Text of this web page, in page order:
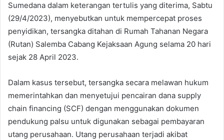
Sumedana dalam keterangan tertulis yang diterima, Sabtu
(29/4/2023), menyebutkan untuk mempercepat proses
penyidikan, tersangka ditahan di Rumah Tahanan Negara
(Rutan) Salemba Cabang Kejaksaan Agung selama 20 hari
sejak 28 April 2023.
Dalam kasus tersebut, tersangka secara melawan hukum
memerintahkan dan menyetujui pencairan dana supply
chain financing (SCF) dengan menggunakan dokumen
pendukung palsu untuk digunakan sebagai pembayaran
utang perusahaan. Utang perusahaan terjadi akibat